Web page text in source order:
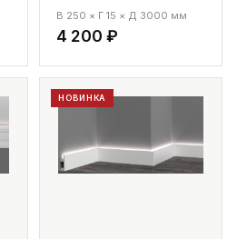
В 250 × Г 15 × Д 3000 мм
4 200 ₽
НОВИНКА